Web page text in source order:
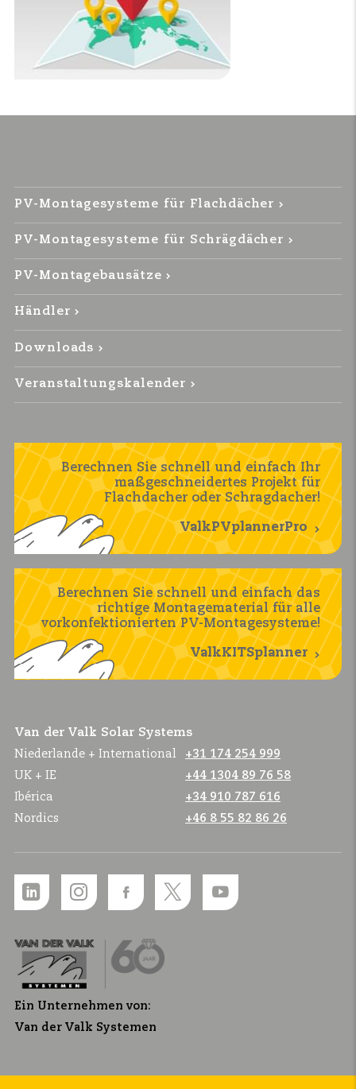
PV-Montagesysteme für Flachdächer
PV-Montagesysteme für Schrägdächer
PV-Montagebausätze
Händler
Downloads
Veranstaltungskalender
Berechnen Sie schnell und einfach Ihr
maßgeschneidertes Projekt für
Flachdacher oder Schragdacher!
ValkPVplannerPro
Berechnen Sie schnell und einfach das
richtige Montagematerial für alle
vorkonfektionierten PV-Montagesysteme!
ValkKITSplanner
Van der Valk Solar Systems
Niederlande + International
+31 174 254 999
UK + IE
+44 1304 89 76 58
Ibérica
+34 910 787 616
Nordics
+46 8 55 82 86 26
Ein Unternehmen von:
Van der Valk Systemen